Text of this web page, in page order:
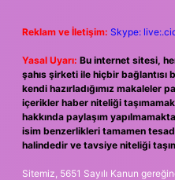
Reklam ve İletişim: Skype:
Yasal Uyarı: Bu internet sitesi,
şahıs şirketi ile hiçbir bağlantısı
kendi hazırladığımız makaleler
içerikler haber niteliği
hakkında paylaşım
isim benzerlikleri tamamen
halindedir ve tavsiye niteliği
Sitemiz, 5651 Sayılı Kanun